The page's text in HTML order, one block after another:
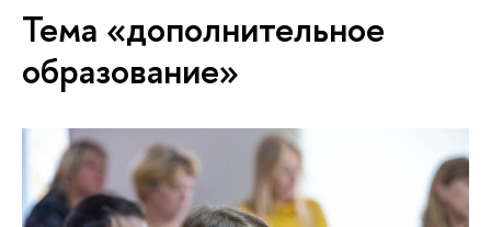
Тема «дополнительное
образование»